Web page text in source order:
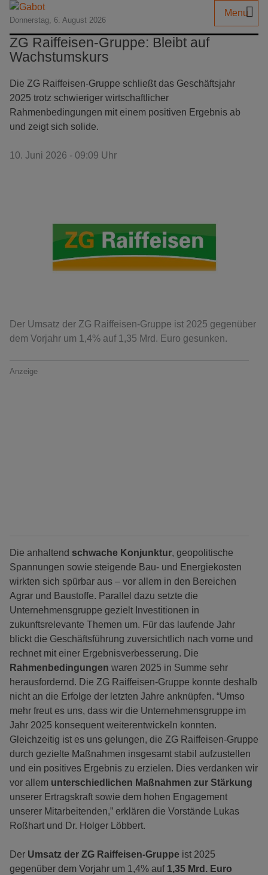
Donnerstag, 6. August 2026
Menu
ZG Raiffeisen-Gruppe: Bleibt auf
Wachstumskurs
Die ZG Raiffeisen-Gruppe schließt das Geschäftsjahr
2025 trotz schwieriger wirtschaftlicher
Rahmenbedingungen mit einem positiven Ergebnis ab
und zeigt sich solide.
10. Juni 2026 - 09:09 Uhr
Der Umsatz der ZG Raiffeisen-Gruppe ist 2025 gegenüber
dem Vorjahr um 1,4% auf 1,35 Mrd. Euro gesunken.
Anzeige
Die anhaltend schwache Konjunktur, geopolitische
Spannungen sowie steigende Bau- und Energiekosten
wirkten sich spürbar aus – vor allem in den Bereichen
Agrar und Baustoffe. Parallel dazu setzte die
Unternehmensgruppe gezielt Investitionen in
zukunftsrelevante Themen um. Für das laufende Jahr
blickt die Geschäftsführung zuversichtlich nach vorne und
rechnet mit einer Ergebnisverbesserung. Die
Rahmenbedingungen waren 2025 in Summe sehr
herausfordernd. Die ZG Raiffeisen-Gruppe konnte deshalb
nicht an die Erfolge der letzten Jahre anknüpfen. “Umso
mehr freut es uns, dass wir die Unternehmensgruppe im
Jahr 2025 konsequent weiterentwickeln konnten.
Gleichzeitig ist es uns gelungen, die ZG Raiffeisen-Gruppe
durch gezielte Maßnahmen insgesamt stabil aufzustellen
und ein positives Ergebnis zu erzielen. Dies verdanken wir
vor allem unterschiedlichen Maßnahmen zur Stärkung
unserer Ertragskraft sowie dem hohen Engagement
unserer Mitarbeitenden,” erklären die Vorstände Lukas
Roßhart und Dr. Holger Löbbert.
Der Umsatz der ZG Raiffeisen-Gruppe ist 2025
gegenüber dem Vorjahr um 1,4% auf 1,35 Mrd. Euro